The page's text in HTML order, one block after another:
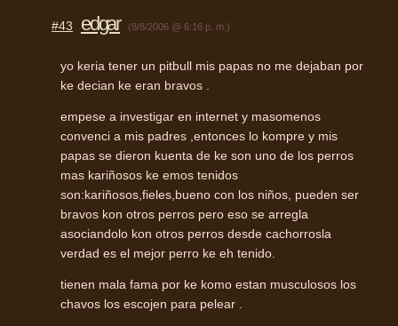
#43 edgar (8/8/2006 @ 6:16 p. m.)
yo keria tener un pitbull mis papas no me dejaban por
ke decian ke eran bravos .
empese a investigar en internet y masomenos
convenci a mis padres ,entonces lo kompre y mis
papas se dieron kuenta de ke son uno de los perros
mas kariñosos ke emos tenidos
son:kariñosos,fieles,bueno con los niños, pueden ser
bravos kon otros perros pero eso se arregla
asociandolo kon otros perros desde cachorrosla
verdad es el mejor perro ke eh tenido.
tienen mala fama por ke komo estan musculosos los
chavos los escojen para pelear .